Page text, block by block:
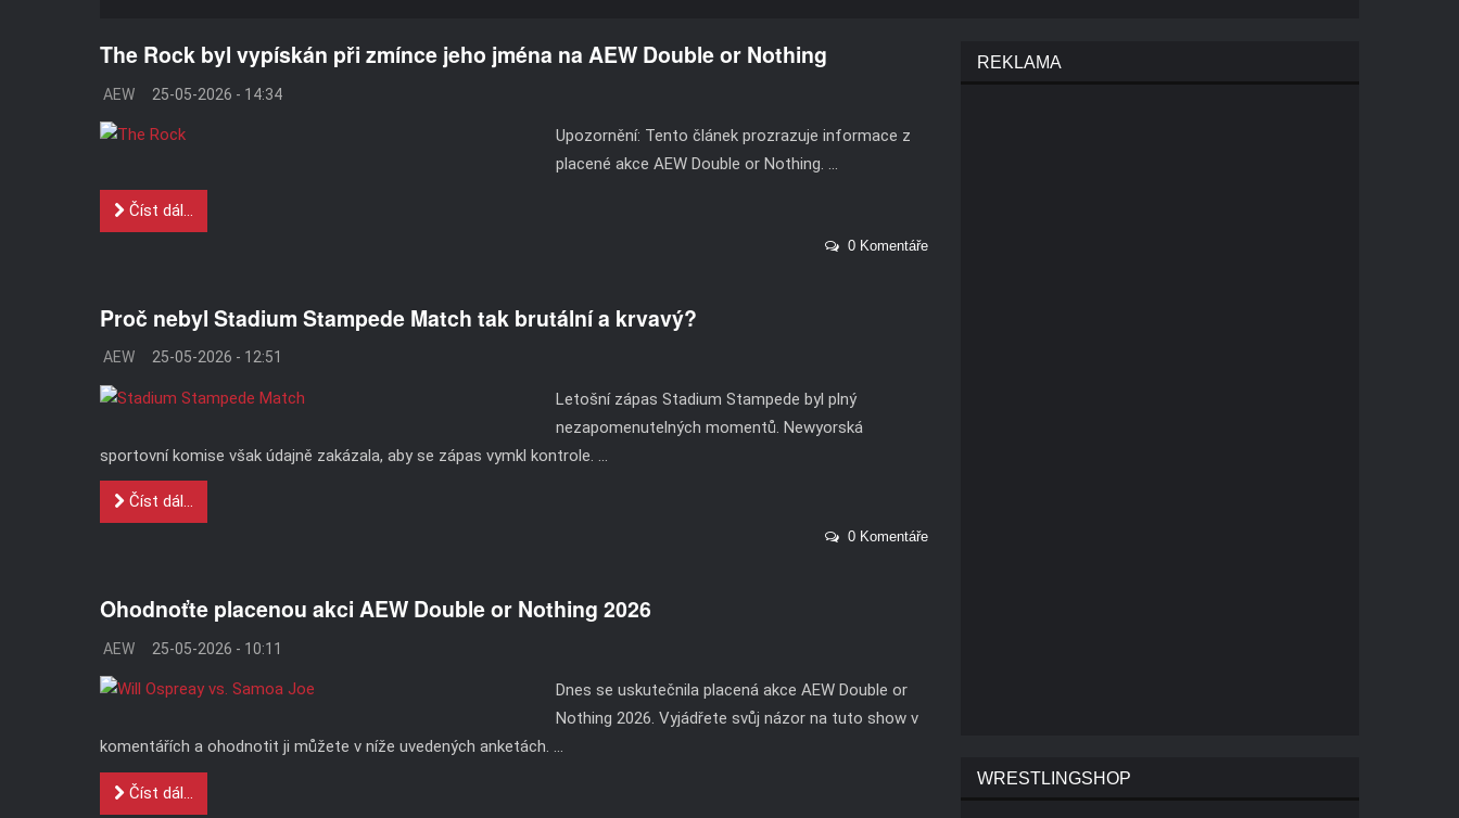
The Rock byl vypískán při zmínce jeho jména na AEW Double or Nothing
AEW 25-05-2026 - 14:34
Upozornění: Tento článek prozrazuje informace z
placené akce AEW Double or Nothing. ...
Číst dál...
0 Komentáře
Proč nebyl Stadium Stampede Match tak brutální a krvavý?
AEW 25-05-2026 - 12:51
Letošní zápas Stadium Stampede byl plný
nezapomenutelných momentů. Newyorská
sportovní komise však údajně zakázala, aby se zápas vymkl kontrole. ...
Číst dál...
0 Komentáře
Ohodnoťte placenou akci AEW Double or Nothing 2026
AEW 25-05-2026 - 10:11
Dnes se uskutečnila placená akce AEW Double or
Nothing 2026. Vyjádřete svůj názor na tuto show v
komentářích a ohodnotit ji můžete v níže uvedených anketách. ...
Číst dál...
REKLAMA
WRESTLINGSHOP